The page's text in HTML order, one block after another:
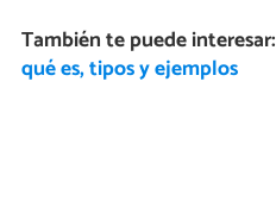
También te puede interesar:
qué es, tipos y ejemplos